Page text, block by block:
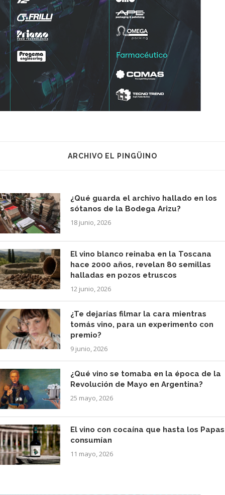
ARCHIVO EL PINGÜINO
¿Qué guarda el archivo hallado en los
sótanos de la Bodega Arizu?
18 junio, 2026
El vino blanco reinaba en la Toscana
hace 2000 años, revelan 80 semillas
halladas en pozos etruscos
12 junio, 2026
¿Te dejarías filmar la cara mientras
tomás vino, para un experimento con
premio?
9 junio, 2026
¿Qué vino se tomaba en la época de la
Revolución de Mayo en Argentina?
25 mayo, 2026
El vino con cocaína que hasta los Papas
consumían
11 mayo, 2026